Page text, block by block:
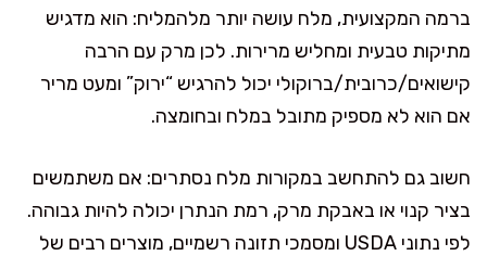
ברמה המקצועית, מלח עושה יותר מלהמליח: הוא מדגיש
מתיקות טבעית ומחליש מרירות. לכן מרק עם הרבה
קישואים/כרובית/ברוקולי יכול להרגיש “ירוק” ומעט מריר
אם הוא לא מספיק מתובל במלח ובחומצה.
חשוב גם להתחשב במקורות מלח נסתרים: אם משתמשים
בציר קנוי או באבקת מרק, רמת הנתרן יכולה להיות גבוהה.
לפי נתוני USDA ומסמכי תזונה רשמיים, מוצרים רבים של